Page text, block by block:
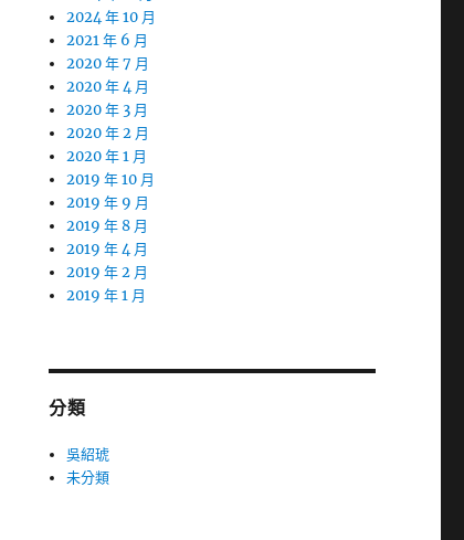
2024 年 10 月
2021 年 6 月
2020 年 7 月
2020 年 4 月
2020 年 3 月
2020 年 2 月
2020 年 1 月
2019 年 10 月
2019 年 9 月
2019 年 8 月
2019 年 4 月
2019 年 2 月
2019 年 1 月
分類
吳紹琥
未分類